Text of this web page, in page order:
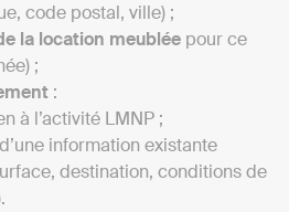
code postal, ville) ;
la location meublée pour ce
;
:
à l’activité LMNP ;
information existante
destination, conditions de